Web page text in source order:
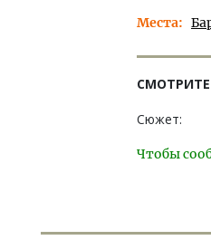
Места
Сюжет:
Чтобы